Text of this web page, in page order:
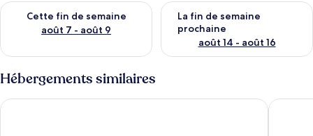
Cette fin de semaine
août 7 - août 9
Vérifier la disponibilité pour cette fin de semaine août 7 -
La fin de semaine
prochaine
août 14 - août 16
Vérifier la disponibilité pour
Hébergements similaires
MD Boutique Hotel Grand